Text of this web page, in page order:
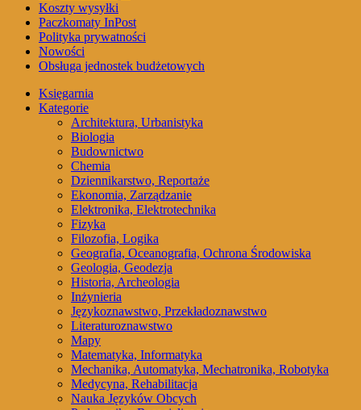
Koszty wysyłki
Paczkomaty InPost
Polityka prywatności
Nowości
Obsługa jednostek budżetowych
Księgarnia
Kategorie
Architektura, Urbanistyka
Biologia
Budownictwo
Chemia
Dziennikarstwo, Reportaże
Ekonomia, Zarządzanie
Elektronika, Elektrotechnika
Fizyka
Filozofia, Logika
Geografia, Oceanografia, Ochrona Środowiska
Geologia, Geodezja
Historia, Archeologia
Inżynieria
Językoznawstwo, Przekładoznawstwo
Literaturoznawstwo
Mapy
Matematyka, Informatyka
Mechanika, Automatyka, Mechatronika, Robotyka
Medycyna, Rehabilitacja
Nauka Języków Obcych